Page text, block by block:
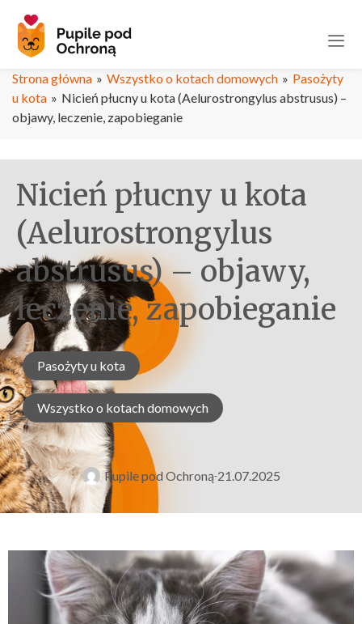
Strona główna » Wszystko o kotach domowych » Pasożyty
u kota » Nicień płucny u kota (Aelurostrongylus abstrusus) –
objawy, leczenie, zapobieganie
Nicień płucny u kota
(Aelurostrongylus
abstrusus) – objawy,
leczenie, zapobieganie
Pasożyty u kota
Wszystko o kotach domowych
Pupile pod Ochroną 21.07.2025